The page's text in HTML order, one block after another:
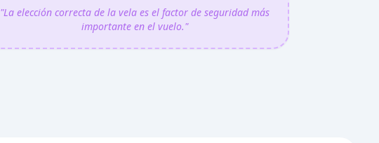
"La elección correcta de la vela es el factor de seguridad más
importante en el vuelo."